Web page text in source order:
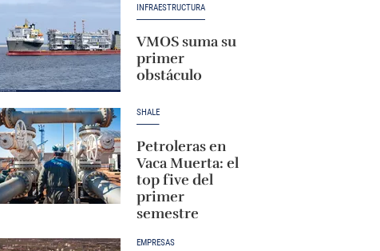
INFRAESTRUCTURA
VMOS suma su
primer
obstáculo
SHALE
Petroleras en
Vaca Muerta: el
top five del
primer
semestre
EMPRESAS